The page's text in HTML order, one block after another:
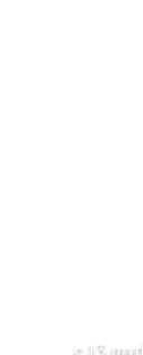
с